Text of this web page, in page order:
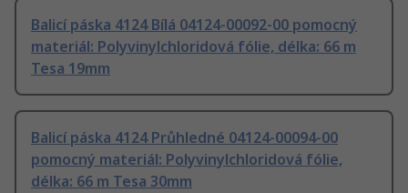
Balicí páska 4124 Bílá 04124-00092-00 pomocný
materiál: Polyvinylchloridová fólie, délka: 66 m
Tesa 19mm
Balicí páska 4124 Průhledné 04124-00094-00
pomocný materiál: Polyvinylchloridová fólie,
délka: 66 m Tesa 30mm